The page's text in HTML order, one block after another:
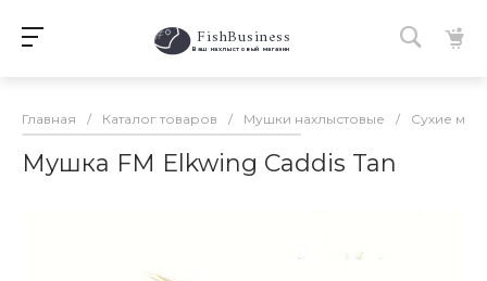
FishBusiness
Ваш нахлыстовый магазин
Главная / Каталог товаров / Мушки нахлыстовые / Сухие
Мушка FM Elkwing Caddis Tan